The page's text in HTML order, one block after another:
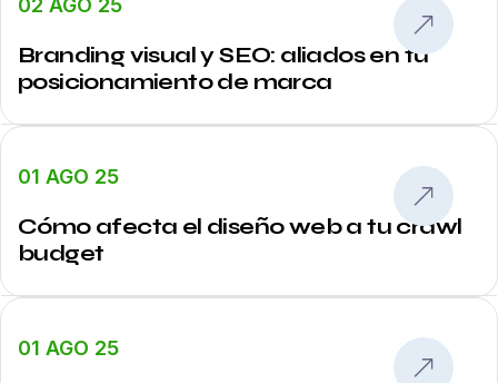
02 AGO 25
Branding visual y SEO: aliados en tu
posicionamiento de marca
01 AGO 25
Cómo afecta el diseño web a tu crawl
budget
01 AGO 25